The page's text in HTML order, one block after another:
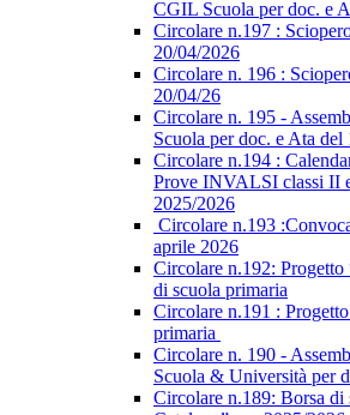
CGIL Scuola per doc. e
Circolare n.197 :
20/04/2026
Circolare n. 196 :
20/04/26
Circolare n. 195 -
Scuola per doc. e Ata del
Circolare n.194 :
Prove INVALSI classi II
2025/2026
Circolare n.193
aprile 2026
Circolare n.192:
di scuola primaria
Circolare n.191 :
primaria
Circolare n. 190 -
Scuola & Università per
Circolare n.189: Borsa di